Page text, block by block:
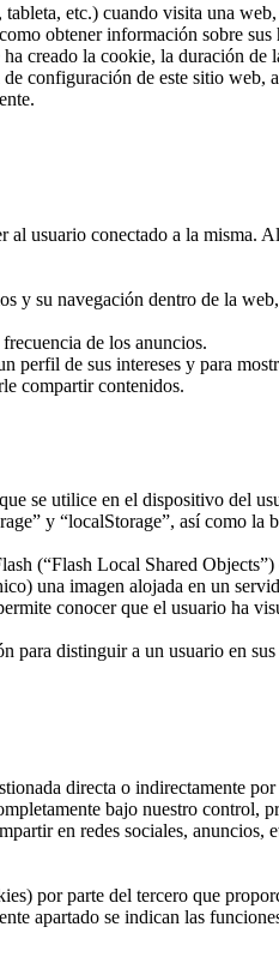
etc.) cuando visita una
obtener información sobre sus
creado la cookie, la duración de
configuración de este sitio
usuario conectado a la misma.
su navegación dentro de la
de los anuncios.
de sus intereses y para
compartir contenidos.
se utilice en el dispositivo del
y “localStorage”, así como la
(“Flash Local Shared
una imagen alojada en un
conocer que el usuario ha
distinguir a un usuario en
directa o indirectamente
bajo nuestro
en redes sociales, anuncios,
por parte del tercero que
apartado se indican las